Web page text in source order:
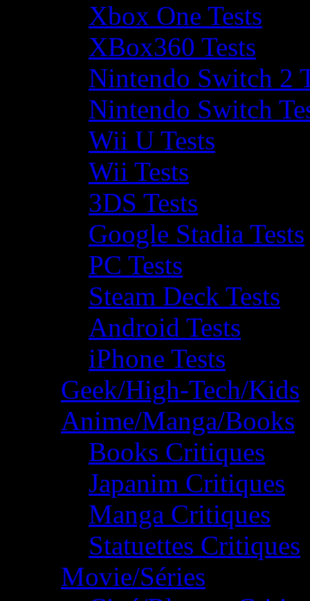
Xbox One Tests
XBox360 Tests
Nintendo Switch 2
Nintendo Switch
Wii U Tests
Wii Tests
3DS Tests
Google Stadia Tests
PC Tests
Steam Deck Tests
Android Tests
iPhone Tests
Geek/High-Tech/Kids
Anime/Manga/Books
Books Critiques
Japanim Critiques
Manga Critiques
Statuettes Critiques
Movie/Séries